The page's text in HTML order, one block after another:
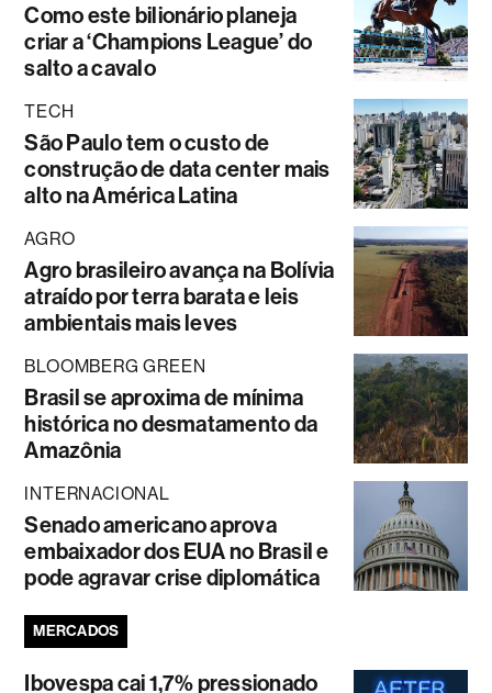
Como este bilionário planeja
criar a ‘Champions League’ do
salto a cavalo
TECH
São Paulo tem o custo de
construção de data center mais
alto na América Latina
AGRO
Agro brasileiro avança na Bolívia
atraído por terra barata e leis
ambientais mais leves
BLOOMBERG GREEN
Brasil se aproxima de mínima
histórica no desmatamento da
Amazônia
INTERNACIONAL
Senado americano aprova
embaixador dos EUA no Brasil e
pode agravar crise diplomática
MERCADOS
Ibovespa cai 1,7% pressionado